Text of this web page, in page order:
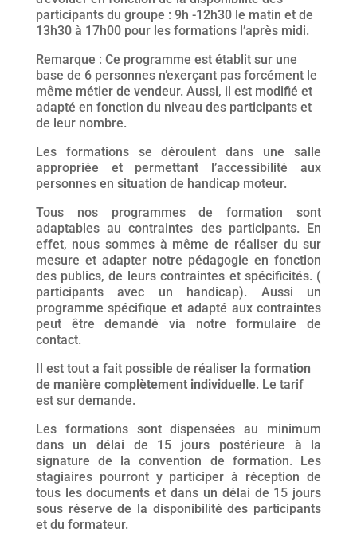
participants du groupe : 9h -12h30 le matin et de
13h30 à 17h00 pour les formations l’après midi.
Remarque : Ce programme est établit sur une
base de 6 personnes n’exerçant pas forcément le
même métier de vendeur. Aussi, il est modifié et
adapté en fonction du niveau des participants et
de leur nombre.
Les formations se déroulent dans une salle
appropriée et permettant l’accessibilité aux
personnes en situation de handicap moteur.
Tous nos programmes de formation sont
adaptables au contraintes des participants. En
effet, nous sommes à même de réaliser du sur
mesure et adapter notre pédagogie en fonction
des publics, de leurs contraintes et spécificités. (
participants avec un handicap). Aussi un
programme spécifique et adapté aux contraintes
peut être demandé via notre formulaire de
contact.
Il est tout a fait possible de réaliser la formation
de manière complètement individuelle. Le tarif
est sur demande.
Les formations sont dispensées au minimum
dans un délai de 15 jours postérieure à la
signature de la convention de formation. Les
stagiaires pourront y participer à réception de
tous les documents et dans un délai de 15 jours
sous réserve de la disponibilité des participants
et du formateur.